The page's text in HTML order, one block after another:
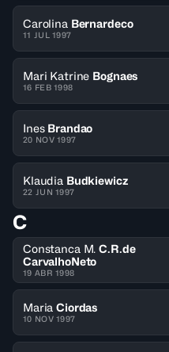
Carolina Bernardeco
11 JUL 1997
Mari Katrine Bognaes
16 FEB 1998
Ines Brandao
20 NOV 1997
Klaudia Budkiewicz
22 JUN 1997
C
Constanca M. C.R.de
CarvalhoNeto
19 ABR 1998
Maria Ciordas
10 NOV 1997